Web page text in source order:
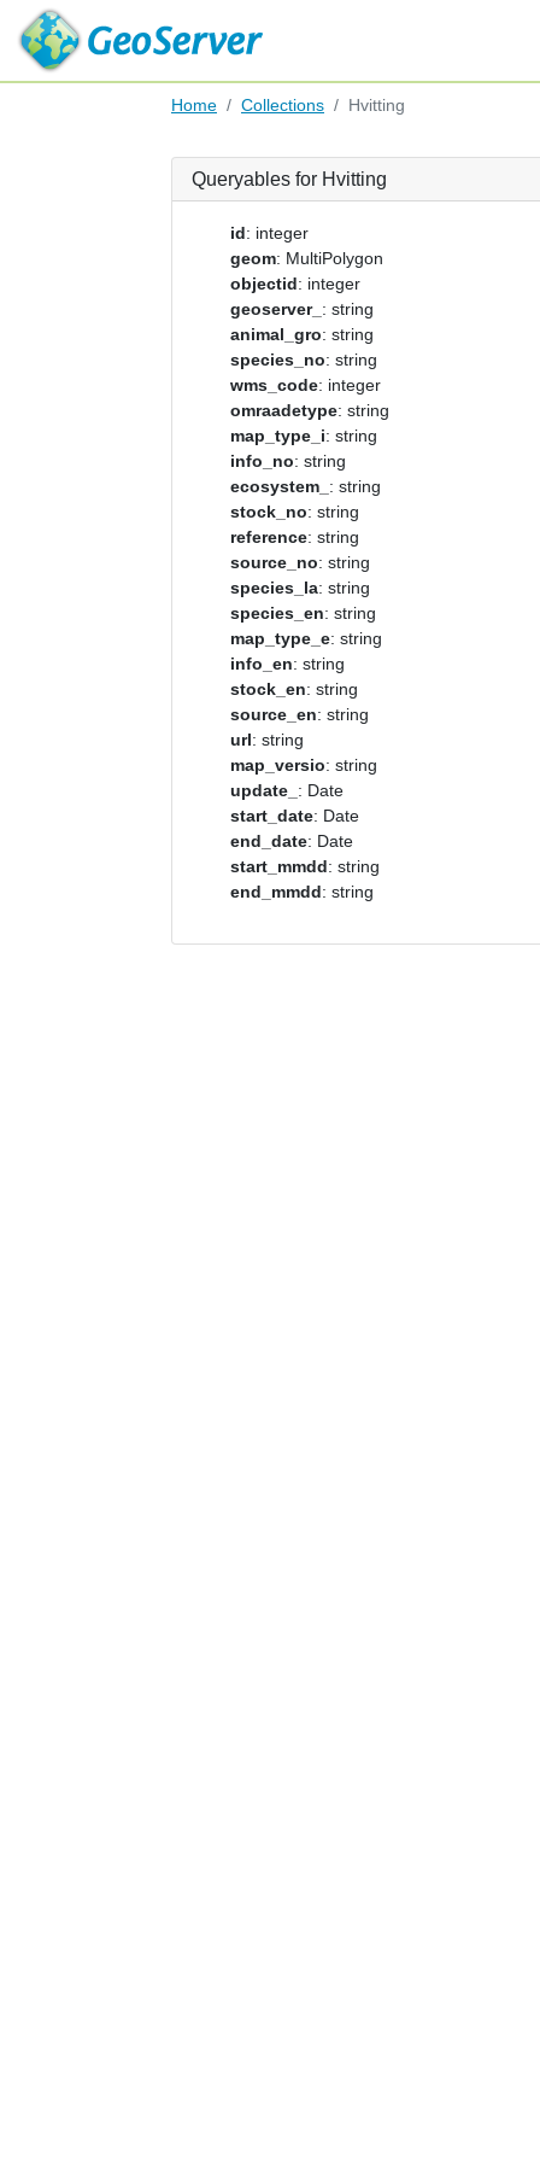
Home Collections Hvitting
Queryables for Hvitting
id: integer
geom: MultiPolygon
objectid: integer
geoserver_ : string
animal_gro: string
species_no: string
wms_code: integer
omraadetype: string
map_type_i: string
info_no: string
ecosystem_ : string
stock_no: string
reference: string
source_no: string
species_la: string
species_en: string
map_type_e: string
info_en: string
stock_en: string
source_en: string
url: string
map_versio: string
update_ : Date
start_date: Date
end_date: Date
start_mmdd: string
end_mmdd: string